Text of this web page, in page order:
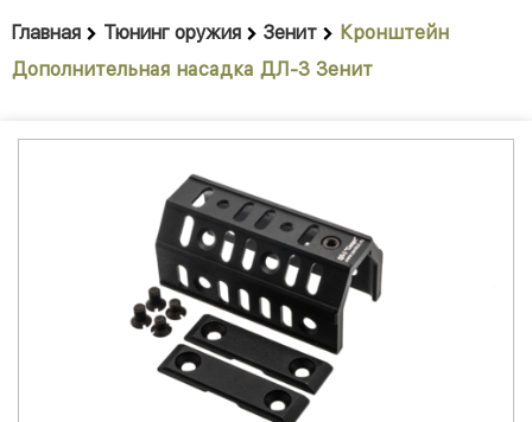
Главная Тюнинг оружия Зенит
Кронштейн
Дополнительная насадка ДЛ-3 Зенит